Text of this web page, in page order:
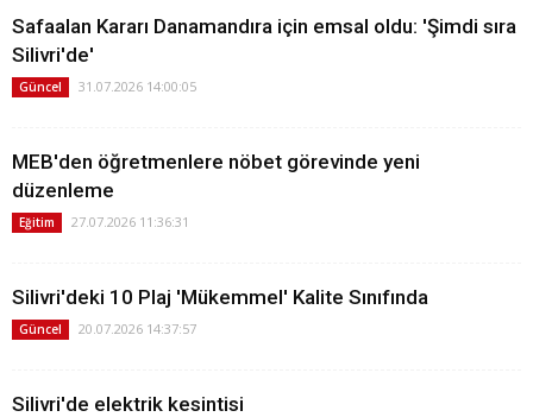
Safaalan Kararı Danamandıra için emsal oldu: 'Şimdi sıra
Silivri'de'
Güncel 31.07.2026 14:00:05
MEB'den öğretmenlere nöbet görevinde yeni
düzenleme
Eğitim 27.07.2026 11:36:31
Silivri'deki 10 Plaj 'Mükemmel' Kalite Sınıfında
Güncel 20.07.2026 14:37:57
Silivri'de elektrik kesintisi